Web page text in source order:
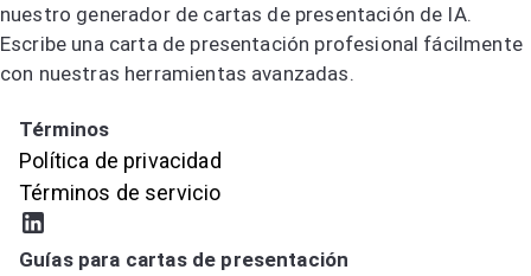
nuestro generador de cartas de presentación de IA.
Escribe una carta de presentación profesional fácilmente
con nuestras herramientas avanzadas.
Términos
Política de privacidad
Términos de servicio
Guías para cartas de presentación